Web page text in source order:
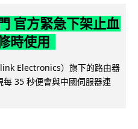
官方緊急下架止血
時使用
Electronics）旗下的路由器
35 秒便會與中國伺服器連